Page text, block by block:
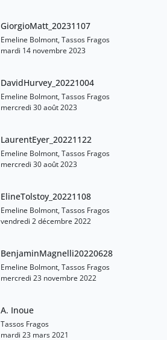
GiorgioMatt_20231107
Emeline Bolmont, Tassos Fragos
mardi 14 novembre 2023
DavidHurvey_20221004
Emeline Bolmont, Tassos Fragos
mercredi 30 août 2023
LaurentEyer_20221122
Emeline Bolmont, Tassos Fragos
mercredi 30 août 2023
ElineTolstoy_20221108
Emeline Bolmont, Tassos Fragos
vendredi 2 décembre 2022
BenjaminMagnelli20220628
Emeline Bolmont, Tassos Fragos
mercredi 23 novembre 2022
A. Inoue
Tassos Fragos
mardi 23 mars 2021